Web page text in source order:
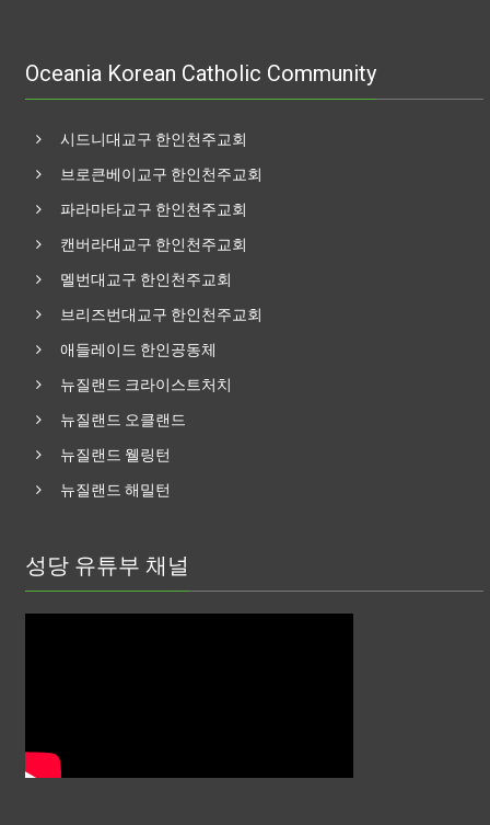
Oceania Korean Catholic Community
시드니대교구 한인천주교회
브로큰베이교구 한인천주교회
파라마타교구 한인천주교회
캔버라대교구 한인천주교회
멜번대교구 한인천주교회
브리즈번대교구 한인천주교회
애들레이드 한인공동체
뉴질랜드 크라이스트처치
뉴질랜드 오클랜드
뉴질랜드 웰링턴
뉴질랜드 해밀턴
성당 유튜부 채널